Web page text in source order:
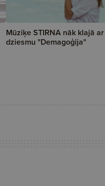
Mūziķe STIRNA nāk klajā ar
dziesmu "Demagoģija"